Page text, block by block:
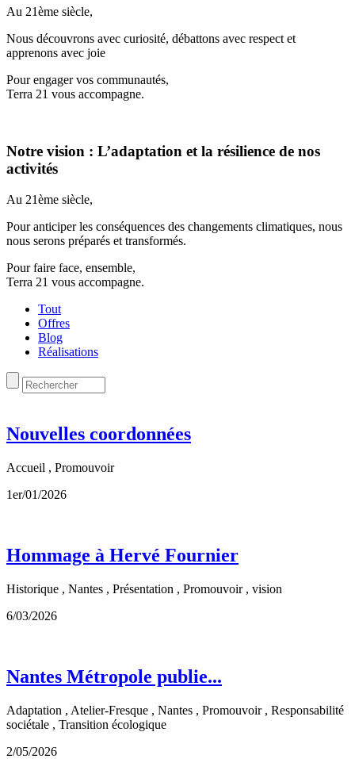
Au 21ème siècle,
Nous découvrons avec curiosité, débattons avec respect et
apprenons avec joie
Pour engager vos communautés,
Terra 21 vous accompagne.
Notre vision : L’adaptation et la résilience de nos
activités
Au 21ème siècle,
Pour anticiper les conséquences des changements climatiques, nous
nous serons préparés et transformés.
Pour faire face, ensemble,
Terra 21 vous accompagne.
Tout
Offres
Blog
Réalisations
Nouvelles coordonnées
Accueil , Promouvoir
1er/01/2026
Hommage à Hervé Fournier
Historique , Nantes , Présentation , Promouvoir , vision
6/03/2026
Nantes Métropole publie...
Adaptation , Atelier-Fresque , Nantes , Promouvoir , Responsabilité
sociétale , Transition écologique
2/05/2026